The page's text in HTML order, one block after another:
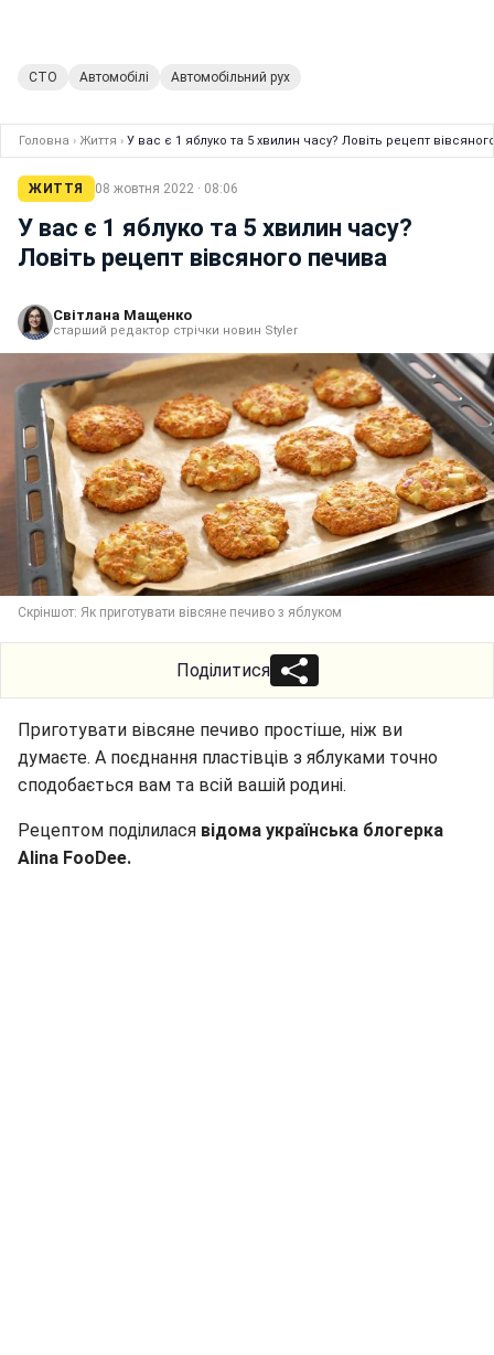
СТО Автомобілі Автомобільний рух
Головна › Життя › У вас є 1 яблуко та 5 хвилин часу? Ловіть рецепт
ЖИТТЯ 08 жовтня 2022 · 08:06
У вас є 1 яблуко та 5 хвилин часу?
Ловіть рецепт вівсяного печива
Світлана Мащенко
старший редактор стрічки новин Styler
Скріншот: Як приготувати вівсяне печиво з яблуком
Поділитися
Приготувати вівсяне печиво простіше, ніж ви
думаєте. А поєднання пластівців з яблуками точно
сподобається вам та всій вашій родині.
Рецептом поділилася відома українська блогерка
Alina FooDee.